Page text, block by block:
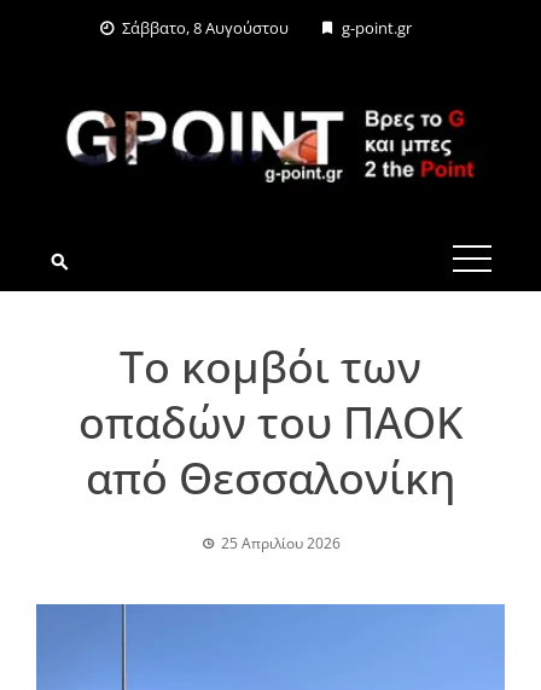
Σάββατο, 8 Αυγούστου g-point.gr
G-POINT.GR
Το κομβόι των
οπαδών του ΠΑΟΚ
από Θεσσαλονίκη
25 Απριλίου 2026